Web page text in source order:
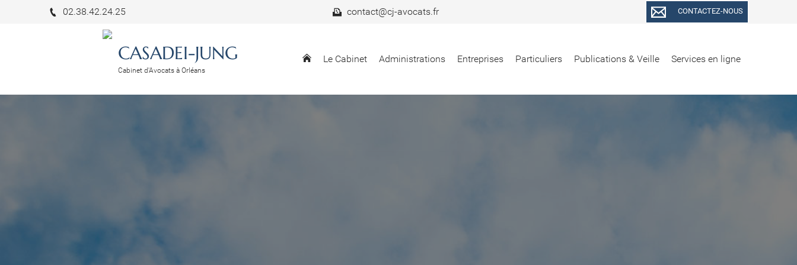
CASADEI-JUNG
Cabinet d'Avocats à Orléans
Le Cabinet Administrations Entreprises Particuliers Publications & Veille Services en ligne
02.38.42.24.25 contact@cj-avocats.fr CONTACTEZ-NOUS